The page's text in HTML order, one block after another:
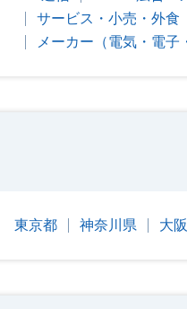
サービス・小売・外食
メーカー（電気・電子
東京都 神奈川県 大